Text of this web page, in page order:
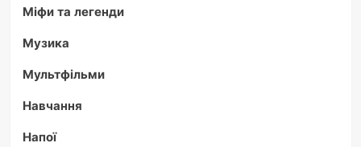
Міфи та легенди
Музика
Мультфільми
Навчання
Напої